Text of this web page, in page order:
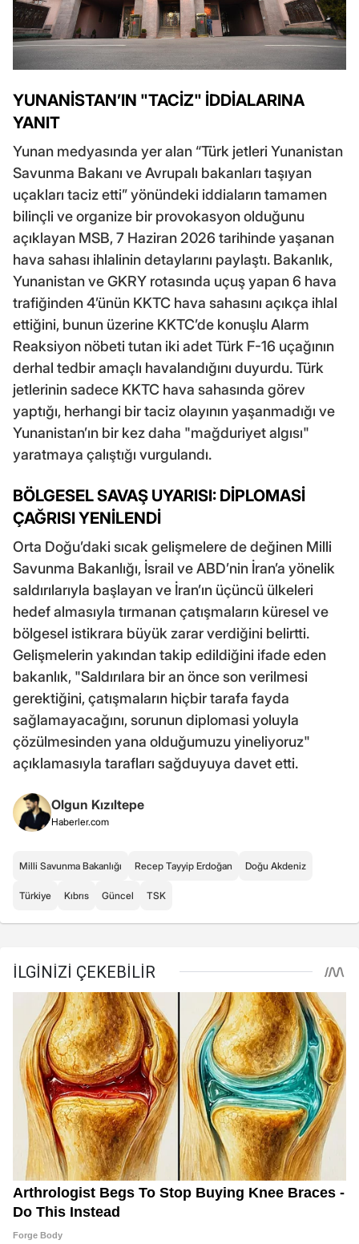
YUNANİSTAN’IN "TACİZ" İDDİALARINA
YANIT
Yunan medyasında yer alan “Türk jetleri Yunanistan
Savunma Bakanı ve Avrupalı bakanları taşıyan
uçakları taciz etti” yönündeki iddiaların tamamen
bilinçli ve organize bir provokasyon olduğunu
açıklayan MSB, 7 Haziran 2026 tarihinde yaşanan
hava sahası ihlalinin detaylarını paylaştı. Bakanlık,
Yunanistan ve GKRY rotasında uçuş yapan 6 hava
trafiğinden 4’ünün KKTC hava sahasını açıkça ihlal
ettiğini, bunun üzerine KKTC’de konuşlu Alarm
Reaksiyon nöbeti tutan iki adet Türk F-16 uçağının
derhal tedbir amaçlı havalandığını duyurdu. Türk
jetlerinin sadece KKTC hava sahasında görev
yaptığı, herhangi bir taciz olayının yaşanmadığı ve
Yunanistan’ın bir kez daha "mağduriyet algısı"
yaratmaya çalıştığı vurgulandı.
BÖLGESEL SAVAŞ UYARISI: DİPLOMASİ
ÇAĞRISI YENİLENDİ
Orta Doğu’daki sıcak gelişmelere de değinen Milli
Savunma Bakanlığı, İsrail ve ABD’nin İran’a yönelik
saldırılarıyla başlayan ve İran’ın üçüncü ülkeleri
hedef almasıyla tırmanan çatışmaların küresel ve
bölgesel istikrara büyük zarar verdiğini belirtti.
Gelişmelerin yakından takip edildiğini ifade eden
bakanlık, "Saldırılara bir an önce son verilmesi
gerektiğini, çatışmaların hiçbir tarafa fayda
sağlamayacağını, sorunun diplomasi yoluyla
çözülmesinden yana olduğumuzu yineliyoruz"
açıklamasıyla tarafları sağduyuya davet etti.
Olgun Kızıltepe
Haberler.com
Milli Savunma Bakanlığı Recep Tayyip Erdoğan Doğu Akdeniz
Türkiye Kıbrıs Güncel TSK